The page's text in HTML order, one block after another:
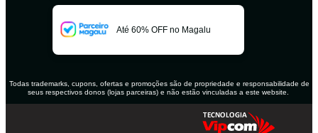
Até 60% OFF no Magalu
Todas trademarks, cupons, ofertas e promoções são de propriedade e responsabilidade de
seus respectivos donos (lojas parceiras) e não estão vinculadas a este website.